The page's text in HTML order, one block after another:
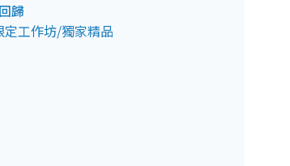
歸
工作坊/獨家精品